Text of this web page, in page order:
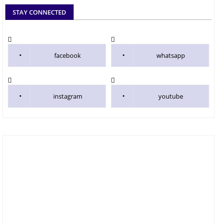
STAY CONNECTED
facebook whatsapp
instagram youtube